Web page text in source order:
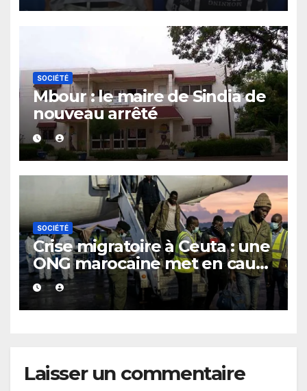
SOCIÉTÉ
Mbour : le maire de Sindia de
nouveau arrêté
SOCIÉTÉ
Crise migratoire à Ceuta : une
ONG marocaine met en cause
les responsabilités de Rabat
et de Madrid
Laisser un commentaire